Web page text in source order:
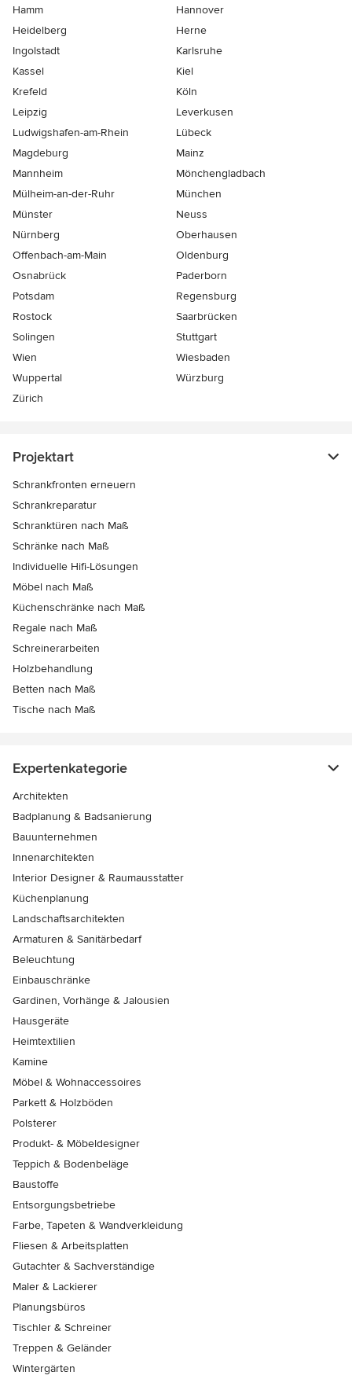
Hamm
Hannover
Heidelberg
Herne
Ingolstadt
Karlsruhe
Kassel
Kiel
Krefeld
Köln
Leipzig
Leverkusen
Ludwigshafen-am-Rhein
Lübeck
Magdeburg
Mainz
Mannheim
Mönchen­gladbach
Mülheim-an-der-Ruhr
München
Münster
Neuss
Nürnberg
Oberhausen
Offenbach-am-Main
Oldenburg
Osnabrück
Paderborn
Potsdam
Regensburg
Rostock
Saarbrücken
Solingen
Stuttgart
Wien
Wiesbaden
Wuppertal
Würzburg
Zürich
Projektart
Schrankfronten erneuern
Schrankreparatur
Schranktüren nach Maß
Schränke nach Maß
Individuelle Hifi-Lösungen
Möbel nach Maß
Küchenschränke nach Maß
Regale nach Maß
Schreinerarbeiten
Holzbehandlung
Betten nach Maß
Tische nach Maß
Expertenkategorie
Architekten
Badplanung & Badsanierung
Bauunternehmen
Innenarchitekten
Interior Designer & Raumausstatter
Küchenplanung
Landschaftsarchitekten
Armaturen & Sanitärbedarf
Beleuchtung
Einbauschränke
Gardinen, Vorhänge & Jalousien
Hausgeräte
Heimtextilien
Kamine
Möbel & Wohnaccessoires
Parkett & Holzböden
Polsterer
Produkt- & Möbeldesigner
Teppich & Bodenbeläge
Baustoffe
Entsorgungsbetriebe
Farbe, Tapeten & Wandverkleidung
Fliesen & Arbeitsplatten
Gutachter & Sachverständige
Maler & Lackierer
Planungsbüros
Tischler & Schreiner
Treppen & Geländer
Wintergärten